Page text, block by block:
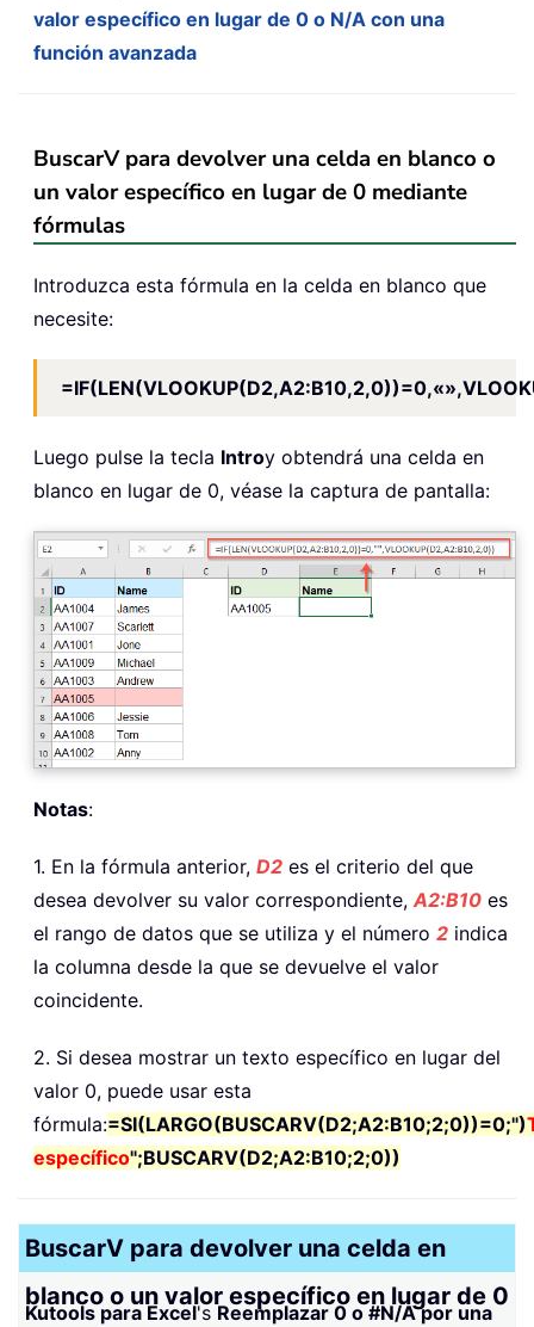
valor específico en lugar de 0 o N/A con una
función avanzada
BuscarV para devolver una celda en blanco o
un valor específico en lugar de 0 mediante
fórmulas
Introduzca esta fórmula en la celda en blanco que
necesite:
Luego pulse la tecla Introy obtendrá una celda en
blanco en lugar de 0, véase la captura de pantalla:
Notas:
1. En la fórmula anterior, D2 es el criterio del que
desea devolver su valor correspondiente, A2:B10 es
el rango de datos que se utiliza y el número 2 indica
la columna desde la que se devuelve el valor
coincidente.
2. Si desea mostrar un texto específico en lugar del
valor 0, puede usar esta
fórmula:=SI(LARGO(BUSCARV(D2;A2:B10;2;0))=0;")
específico";BUSCARV(D2;A2:B10;2;0))
BuscarV para devolver una celda en
blanco o un valor específico en lugar de 0
Kutools para Excel's Reemplazar 0 o #N/A por una